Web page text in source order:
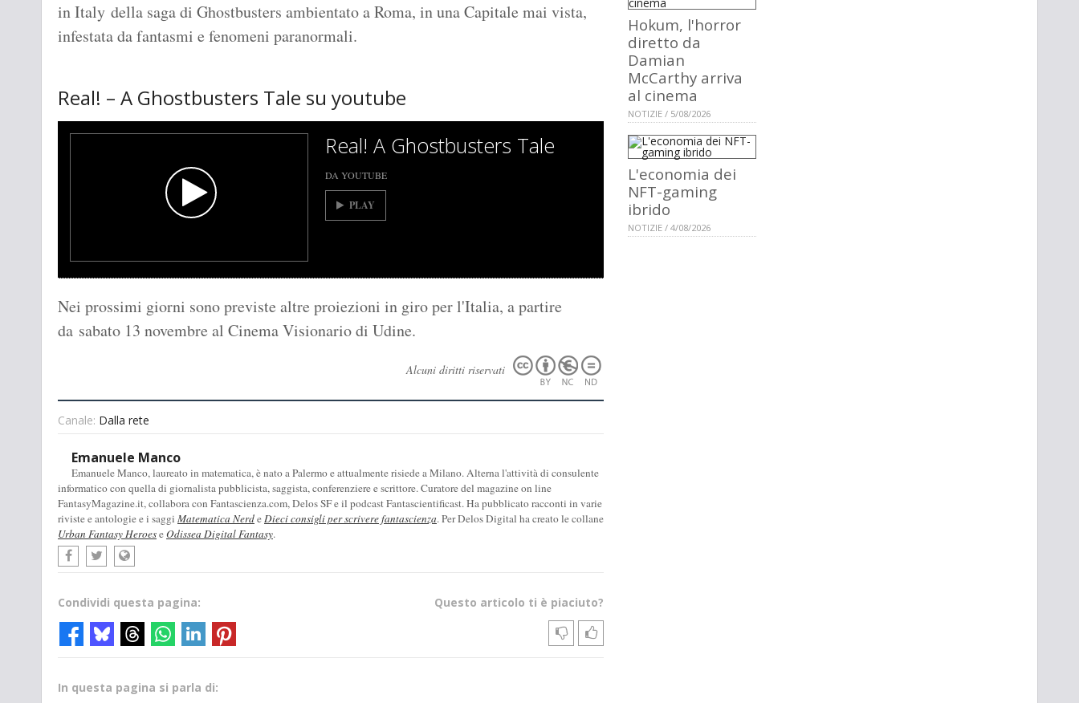
in Italy della saga di Ghostbusters ambientato a Roma, in una Capitale mai vista,
infestata da fantasmi e fenomeni paranormali.
Real! – A Ghostbusters Tale su youtube
Real! A Ghostbusters Tale
DA YOUTUBE
PLAY
Nei prossimi giorni sono previste altre proiezioni in giro per l'Italia, a partire
da sabato 13 novembre al Cinema Visionario di Udine.
Alcuni diritti riservati
Canale: Dalla rete
Emanuele Manco
Emanuele Manco, laureato in matematica, è nato a Palermo e attualmente risiede a Milano. Alterna l'attività di consulente
informatico con quella di giornalista pubblicista, saggista, conferenziere e scrittore. Curatore del magazine on line
FantasyMagazine.it, collabora con Fantascienza.com, Delos SF e il podcast Fantascientificast. Ha pubblicato racconti in varie
riviste e antologie e i saggi Matematica NerdeDieci consigli per scrivere fantascienza. Per Delos Digital ha creato le collane
Urban Fantasy HeroeseOdissea Digital Fantasy.
Questo articolo ti è piaciuto?
Condividi questa pagina:
In questa pagina si parla di:
Hokum, l'horror
diretto da
Damian
McCarthy arriva
al cinema
NOTIZIE / 5/08/2026
L'economia dei
NFT-gaming
ibrido
NOTIZIE / 4/08/2026